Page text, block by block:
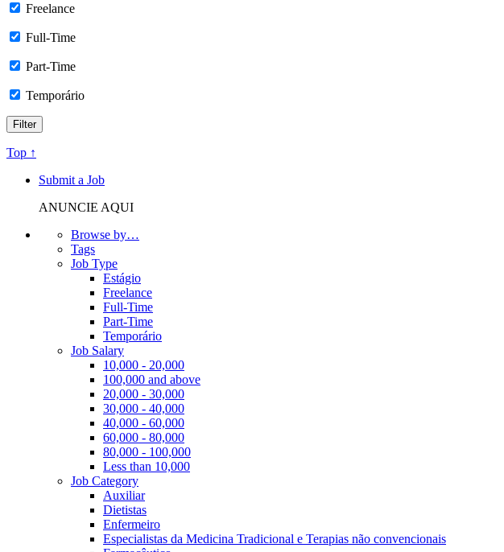
Freelance
Full-Time
Part-Time
Temporário
Top ↑
Submit a Job
ANUNCIE AQUI
Browse by…
Tags
Job Type
Estágio
Freelance
Full-Time
Part-Time
Temporário
Job Salary
10,000 - 20,000
100,000 and above
20,000 - 30,000
30,000 - 40,000
40,000 - 60,000
60,000 - 80,000
80,000 - 100,000
Less than 10,000
Job Category
Auxiliar
Dietistas
Enfermeiro
Especialistas da Medicina Tradicional e Terapias não convencionais